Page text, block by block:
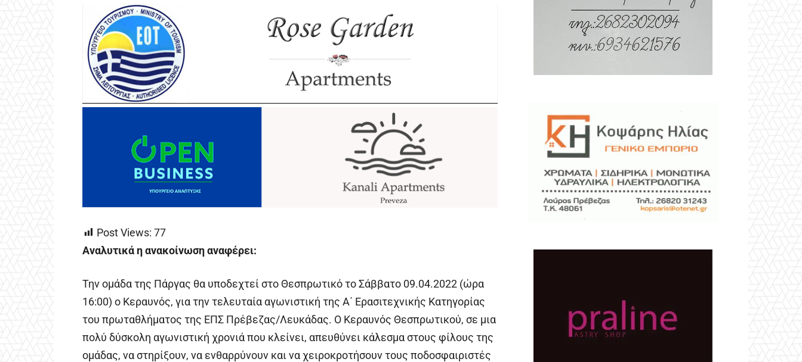
Post Views: 77
Αναλυτικά η ανακοίνωση αναφέρει:
Την ομάδα της Πάργας θα υποδεχτεί στο Θεσπρωτικό το Σάββατο 09.04.2022 (ώρα
16:00) ο Κεραυνός, για την τελευταία αγωνιστική της Α΄ Ερασιτεχνικής Κατηγορίας
του πρωταθλήματος της ΕΠΣ Πρέβεζας/Λευκάδας. Ο Κεραυνός Θεσπρωτικού, σε μια
πολύ δύσκολη αγωνιστική χρονιά που κλείνει, απευθύνει κάλεσμα στους φίλους της
ομάδας, να στηρίξουν, να ενθαρρύνουν και να χειροκροτήσουν τους ποδοσφαιριστές